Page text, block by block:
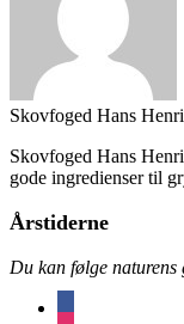
Skovfoged Hans
Skovfoged Hans
gode ingredienser til
Årstiderne
Du kan følge
facebook